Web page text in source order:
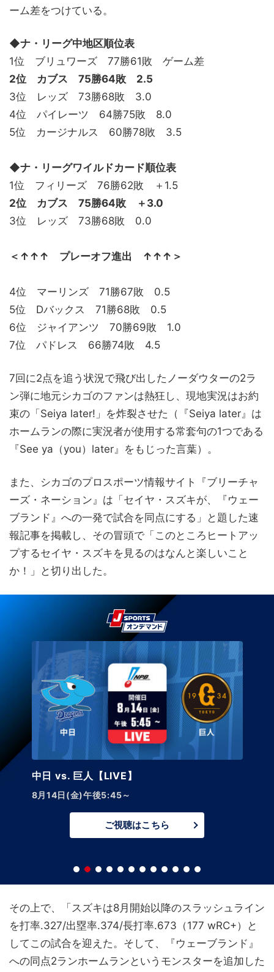
ーム差をつけている。
◆ナ・リーグ中地区順位表
1位 ブリュワーズ 77勝61敗 ゲーム差
2位 カブス 75勝64敗 2.5
3位 レッズ 73勝68敗 3.0
4位 パイレーツ 64勝75敗 8.0
5位 カージナルス 60勝78敗 3.5
◆ナ・リーグワイルドカード順位表
1位 フィリーズ 76勝62敗 ＋1.5
2位 カブス 75勝64敗 ＋3.0
3位 レッズ 73勝68敗 0.0
＜↑↑↑ プレーオフ進出 ↑↑↑＞
4位 マーリンズ 71勝67敗 0.5
5位 Dバックス 71勝68敗 0.5
6位 ジャイアンツ 70勝69敗 1.0
7位 パドレス 66勝74敗 4.5
7回に2点を追う状況で飛び出したノーダウターの2ラ
ン弾に地元シカゴのファンは熱狂し、現地実況はお約
束の「Seiya later!」を炸裂させた（『Seiya later』は
ホームランの際に実況者が使用する常套句の1つである
『See ya（you）later』をもじった言葉）。
また、シカゴのプロスポーツ情報サイト『ブリーチャ
ーズ・ネーション』は「セイヤ・スズキが、『ウェー
ブランド』への一発で試合を同点にする」と題した速
報記事を掲載し、その冒頭で「このところヒートアッ
プするセイヤ・スズキを見るのはなんと楽しいこと
か！」と切り出した。
中日 vs. 巨人【LIVE】
8月14日(金)午後5:45～
ご視聴はこちら
その上で、「スズキは8月開始以降のスラッシュライン
を打率.327/出塁率.374/長打率.673（177 wRC+）と
してこの試合を迎えた。そして、『ウェーブランド』
への同点2ランホームランというモンスターを追加した